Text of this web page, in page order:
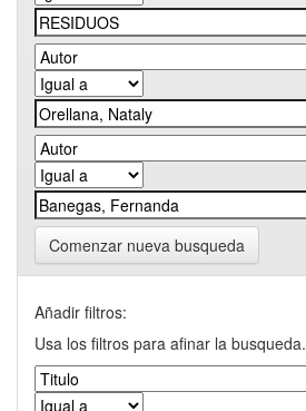
Comenzar nueva busqueda
Añadir filtros:
Usa los filtros para afinar la busqueda.